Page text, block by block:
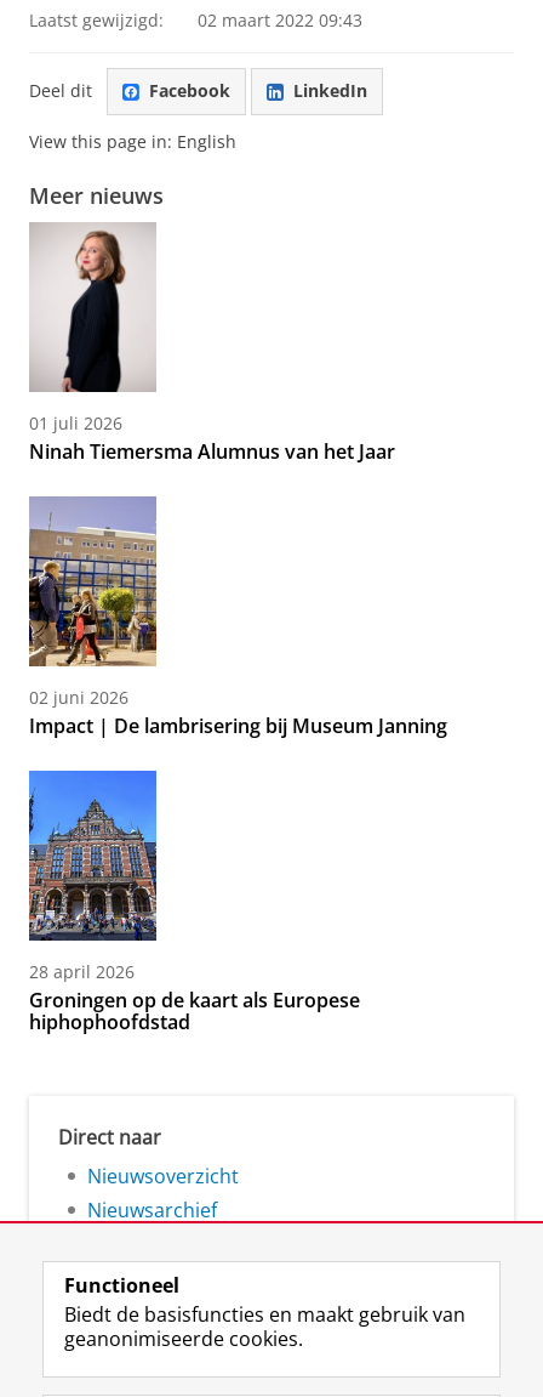
Laatst gewijzigd: 02 maart 2022 09:43
Deel dit Facebook LinkedIn
View this page in: English
Meer nieuws
01 juli 2026
Ninah Tiemersma Alumnus van het Jaar
02 juni 2026
Impact | De lambrisering bij Museum Janning
28 april 2026
Groningen op de kaart als Europese
hiphophoofdstad
Direct naar
Nieuwsoverzicht
Nieuwsarchief
Volg de RUG
F
L
R I
Y
Functioneel
Biedt de basisfuncties en maakt gebruik van
geanonimiseerde cookies.